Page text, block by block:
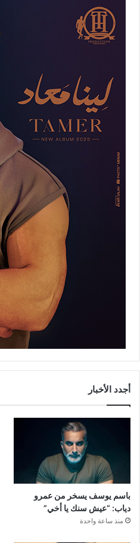
أجدد الأخبار
باسم يوسف يسخر من عمرو
دياب: “عيش سنك يا أخي”
منذ ساعة واحدة